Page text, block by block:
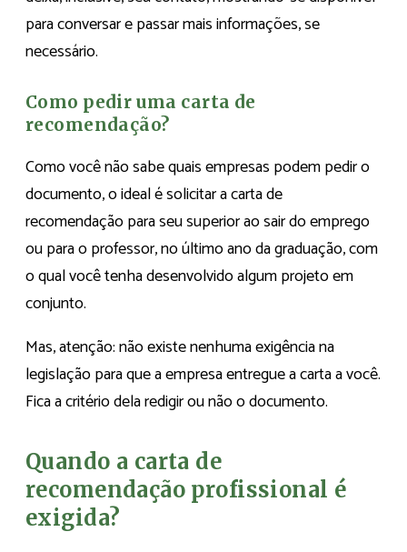
para conversar e passar mais informações, se
necessário.
Como pedir uma carta de
recomendação?
Como você não sabe quais empresas podem pedir o
documento, o ideal é solicitar a carta de
recomendação para seu superior ao sair do emprego
ou para o professor, no último ano da graduação, com
o qual você tenha desenvolvido algum projeto em
conjunto.
Mas, atenção: não existe nenhuma exigência na
legislação para que a empresa entregue a carta a você.
Fica a critério dela redigir ou não o documento.
Quando a carta de
recomendação profissional é
exigida?